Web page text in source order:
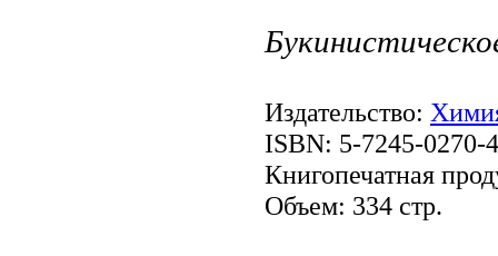
Издательство:
ISBN: 5-7245-0270-4
Книгопечатная
Объем: 334 стр.